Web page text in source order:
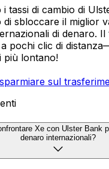
tassi di cambio di
di sbloccare il miglior
di denaro.
pochi clic di
più lontano!
sul
Xe con Ulster Bank
denaro internazionali?